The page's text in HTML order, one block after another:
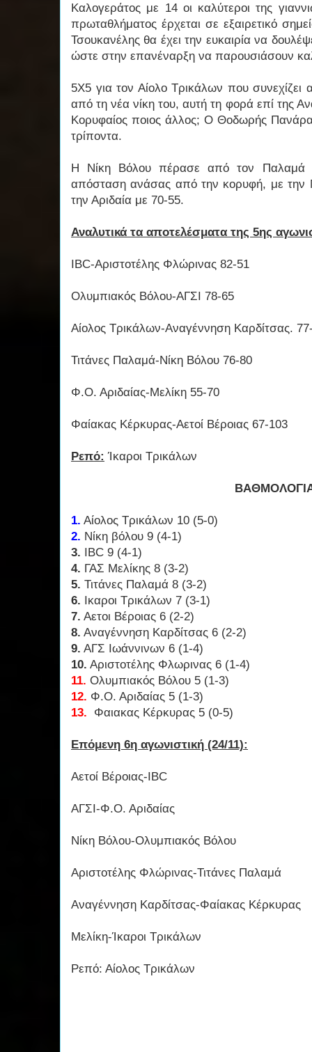
Καλογεράτος με 14 οι καλύτεροι της
πρωταθλήματος έρχεται σε εξαιρετικό
Τσουκανέλης θα έχει την ευκαιρία να
ώστε στην επανέναρξη να παρουσιάσουν
5X5 για τον Αίολο Τρικάλων που
από τη νέα νίκη του, αυτή τη φορά επί της
Κορυφαίος ποιος άλλος; Ο Θοδωρής
τρίποντα.
Η Νίκη Βόλου πέρασε από τον Παλαμά
απόσταση ανάσας από την κορυφή, με την
την Αριδαία με 70-55.
Αναλυτικά τα αποτελέσματα της 5ης
IBC-Αριστοτέλης Φλώρινας 82-51
Ολυμπιακός Βόλου-ΑΓΣΙ 78-65
Αίολος Τρικάλων-Αναγέννηση Καρδίτσας.
Τιτάνες Παλαμά-Νίκη Βόλου 76-80
Φ.Ο. Αριδαίας-Μελίκη 55-70
Φαίακας Κέρκυρας-Αετοί Βέροιας 67-103
Ρεπό: Ίκαροι Τρικάλων
1. Αίολος Τρικάλων 10 (5-0)
2. Νίκη βόλου 9 (4-1)
3.
IBC 9 (4-1)
4. ΓΑΣ Μελίκης 8 (3-2)
5. Τιτάνες Παλαμά 8 (3-2)
6. Ικαροι Τρικάλων 7 (3-1)
7. Αετοι Βέροιας 6 (2-2)
8. Αναγέννηση Καρδίτσας 6 (2-2)
9. ΑΓΣ Ιωάννινων 6 (1-4)
10. Αριστοτέλης Φλωρινας 6 (1-4)
11. Ολυμπιακός Βόλου 5 (1-3)
12. Φ.Ο. Αριδαίας 5 (1-3)
13. Φαιακας Κέρκυρας 5 (0-5)
Επόμενη 6η αγωνιστική (24/11):
Αετοί Βέροιας-IBC
ΑΓΣΙ-Φ.Ο. Αριδαίας
Νίκη Βόλου-Ολυμπιακός Βόλου
Αριστοτέλης Φλώρινας-Τιτάνες Παλαμά
Αναγέννηση Καρδίτσας-Φαίακας Κέρκυρας
Μελίκη-Ίκαροι Τρικάλων
Ρεπό: Αίολος Τρικάλων